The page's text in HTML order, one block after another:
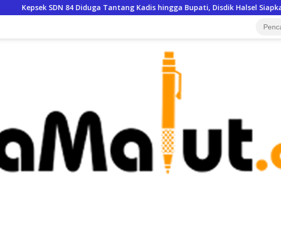
84 Diduga Tantang Kadis hingga Bupati, Disdik Halsel Siapkan Panggilan Ketiga